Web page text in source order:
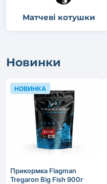
Матчеві котушки
Новинки
Прикормка Flagman
Tregaron Big Fish 900г
НОВИНКА